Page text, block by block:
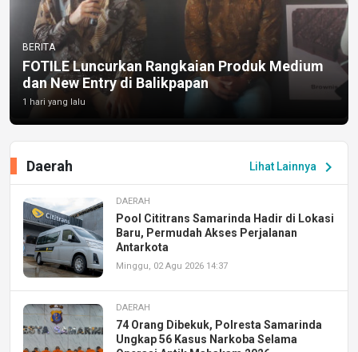
BERITA
FOTILE Luncurkan Rangkaian Produk Medium
dan New Entry di Balikpapan
1 hari yang lalu
Lihat Lainnya chevron_right
Daerah
DAERAH
Pool Cititrans Samarinda Hadir di Lokasi
Baru, Permudah Akses Perjalanan
Antarkota
Minggu, 02 Agu 2026 14:37
DAERAH
74 Orang Dibekuk, Polresta Samarinda
Ungkap 56 Kasus Narkoba Selama